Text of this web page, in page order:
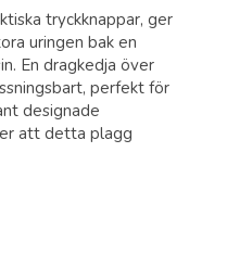
tryckknappar, ger
uringen bak en
En dragkedja över
perfekt för
designade
att detta plagg